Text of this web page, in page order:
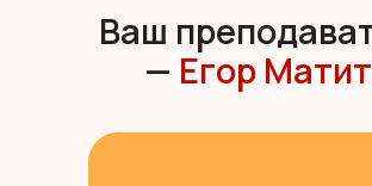
Ваш
— Егор